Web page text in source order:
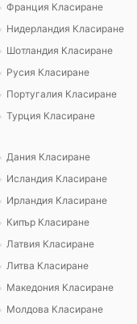
Франция Класиране
Нидерландия Класиране
Шотландия Класиране
Русия Класиране
Португалия Класиране
Турция Класиране
Дания Класиране
Исландия Класиране
Ирландия Класиране
Кипър Класиране
Латвия Класиране
Литва Класиране
Македония Класиране
Молдова Класиране